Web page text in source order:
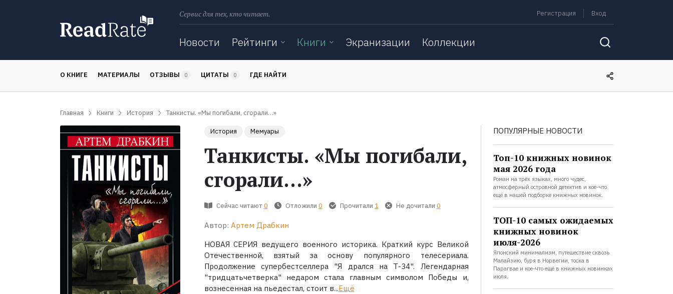
Сервис для тех, кто читает. Регистрация Вход
Новости Рейтинги Книги Экранизации Коллекции
О КНИГЕ МАТЕРИАЛЫ ОТЗЫВЫ 0 ЦИТАТЫ 0 ГДЕ НАЙТИ
Главная Книги История Танкисты. «Мы погибали, сгорали…»
История Мемуары
Танкисты. «Мы погибали,
сгорали…»
Сейчас читают 0 Отложили 0 Прочитали 1 Не дочитали 0
Автор: Артем Драбкин
НОВАЯ СЕРИЯ ведущего военного историка. Краткий курс Великой
Отечественной, взятый за основу популярного телесериала.
Продолжение супербестселлера "Я дрался на Т-34". Легендарная
"тридцатьчетверка" недаром стала главным символом Победы и,
вознесенная на пьедестал, стоит в...Ещё
ПОПУЛЯРНЫЕ НОВОСТИ
Топ-10 книжных новинок
мая 2026 года
Роман на трёх языках, много чудес,
атмосферный островной детектив и кое-что
ещё в нашей подборке книжных новинок.
ТОП-10 самых ожидаемых
книжных новинок
июля-2026
Японский минимализм, путешествие сквозь
Малайзию, буря в Норвегии, тоска в
Парагвае и кое-что ещё в книжных новинках
июля.